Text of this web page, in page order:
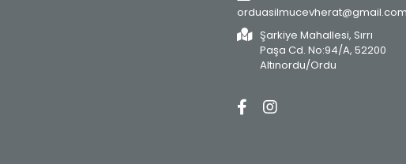
orduasilmucevherat@gmail.com
Şarkiye Mahallesi, Sırrı
Paşa Cd. No:94/A, 52200
Altınordu/Ordu